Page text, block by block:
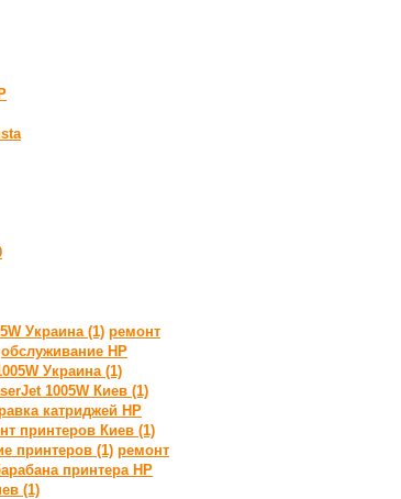
Украина (1) ремонт
обслуживание HP
Украина (1)
1005W Киев (1)
катриджей HP
принтеров Киев (1)
принтеров (1) ремонт
принтера HP
(1)